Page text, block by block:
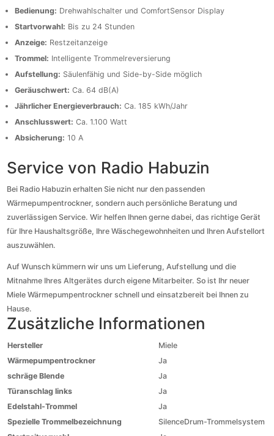
Bedienung: Drehwahlschalter und ComfortSensor Display
Startvorwahl: Bis zu 24 Stunden
Anzeige: Restzeitanzeige
Trommel: Intelligente Trommelreversierung
Aufstellung: Säulenfähig und Side-by-Side möglich
Geräuschwert: Ca. 64 dB(A)
Jährlicher Energieverbrauch: Ca. 185 kWh/Jahr
Anschlusswert: Ca. 1.100 Watt
Absicherung: 10 A
Service von Radio Habuzin
Bei Radio Habuzin erhalten Sie nicht nur den passenden
Wärmepumpentrockner, sondern auch persönliche Beratung und
zuverlässigen Service. Wir helfen Ihnen gerne dabei, das richtige Gerät
für Ihre Haushaltsgröße, Ihre Wäschegewohnheiten und Ihren Aufstellort
auszuwählen.
Auf Wunsch kümmern wir uns um Lieferung, Aufstellung und die
Mitnahme Ihres Altgerätes durch eigene Mitarbeiter. So ist Ihr neuer
Miele Wärmepumpentrockner schnell und einsatzbereit bei Ihnen zu
Hause.
Zusätzliche Informationen
Hersteller
Miele
Wärmepumpentrockner
Ja
schräge Blende
Ja
Türanschlag links
Ja
Edelstahl-Trommel
Ja
Spezielle Trommelbezeichnung
SilenceDrum-Trommelsystem